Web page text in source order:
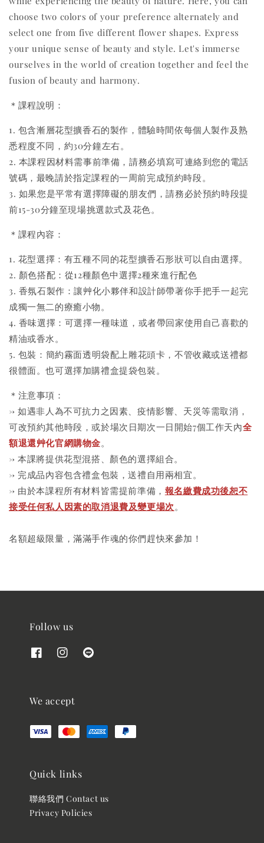
choose two colors of your preference alternately and
select one from five different flower shapes. Express
your unique sense of beauty and style. Let's immerse
ourselves in the world of creation together and feel the
fusion of beauty and harmony.
＊課程說明：
1. 包含漸層花型擴香石的製作，體驗時間依每個人製作及熟
悉程度不同，約30分鐘左右。
2. 本課程因材料需事前準備，請務必填寫可連絡到您的電話
號碼，最晚請於指定課程的一周前完成預約時段。
3. 如果您是平常有選擇障礙的朋友們，請務必於預約時段提
前15-30分鐘至現場挑選款式及花色。
＊課程內容：
1. 花型選擇：有五種不同的花型擴香石形狀可以自由選擇。
2. 顏色搭配：從12種顏色中選擇2種來進行配色
3. 香氛石製作：讓艸化小夥伴和設計師帶著你手把手一起完
成獨一無二的療癒小物。
4. 香味選擇：可選擇一種味道，或者帶回家使用自己喜歡的
精油或香水。
5. 包裝：簡約霧面透明袋配上雕花頭卡，不管收藏或送禮都
很體面。也可選擇加購禮盒提袋包裝。
＊注意事項：
→ 如遇非人為不可抗力之因素、疫情影響、天災等需取消，
可改預約其他時段，或於場次日期次一日開始7個工作天內全
額退還艸化官網購物金。
→ 本課將提供花型混搭、顏色的選擇組合。
→ 完成品內容包含禮盒包裝，送禮自用兩相宜。
→ 由於本課程所有材料皆需提前準備， 報名繳費成功後恕不
接受任何私人因素的取消退費及變更場次 。
名額超級限量，滿滿手作魂的你們趕快來參加！
Follow us
We accept
Quick links
聯絡我們 Contact us
Privacy Policies